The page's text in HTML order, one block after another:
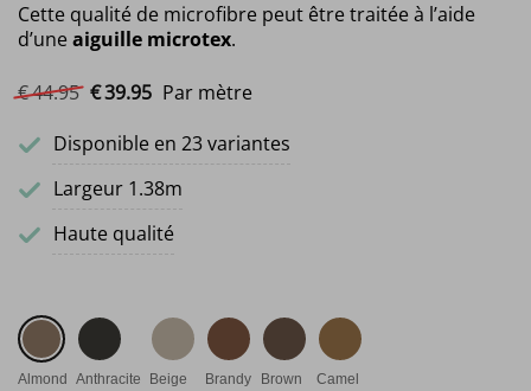
Cette qualité de microfibre peut être traitée à l’aide
d’uneaiguille microtex.
€44.95 Le prix initial était : €44.95.
€39.95Le prix actuel est : €39.95.
Par mètre
Disponible en 23 variantes
Largeur 1.38m
Haute qualité
Almond Anthracite Beige Brandy Brown Camel